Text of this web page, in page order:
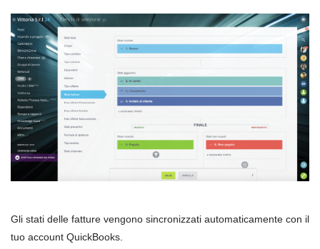
Gli stati delle fatture vengono sincronizzati automaticamente con il
tuo account QuickBooks.